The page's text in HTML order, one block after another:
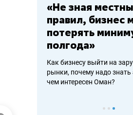
работа «Не зная
правил, бизнес
потерять
полгода»
Как бизнесу выйти на
рынки, почему надо знать
чем интересен Оман?